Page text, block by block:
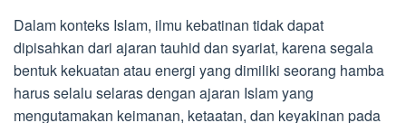
Dalam konteks Islam, ilmu kebatinan tidak dapat
dipisahkan dari ajaran tauhid dan syariat, karena segala
bentuk kekuatan atau energi yang dimiliki seorang hamba
harus selalu selaras dengan ajaran Islam yang
mengutamakan keimanan, ketaatan, dan keyakinan pada